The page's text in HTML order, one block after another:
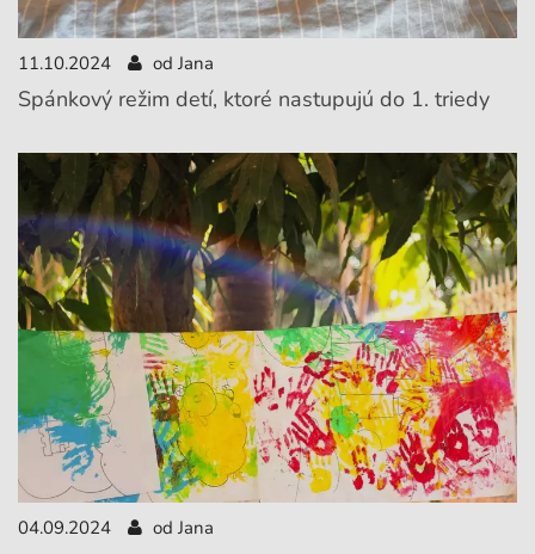
11.10.2024 od Jana
Spánkový režim detí, ktoré nastupujú do 1. triedy
04.09.2024 od Jana